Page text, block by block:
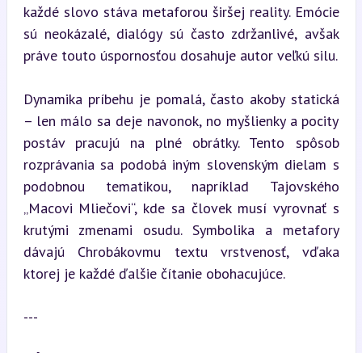
každé slovo stáva metaforou širšej reality. Emócie
sú neokázalé, dialógy sú často zdržanlivé, avšak
práve touto úspornosťou dosahuje autor veľkú silu.
Dynamika príbehu je pomalá, často akoby statická
– len málo sa deje navonok, no myšlienky a pocity
postáv pracujú na plné obrátky. Tento spôsob
rozprávania sa podobá iným slovenským dielam s
podobnou tematikou, napríklad Tajovského
„Macovi Mliečovi“, kde sa človek musí vyrovnať s
krutými zmenami osudu. Symbolika a metafory
dávajú Chrobákovmu textu vrstvenosť, vďaka
ktorej je každé ďalšie čítanie obohacujúce.
---